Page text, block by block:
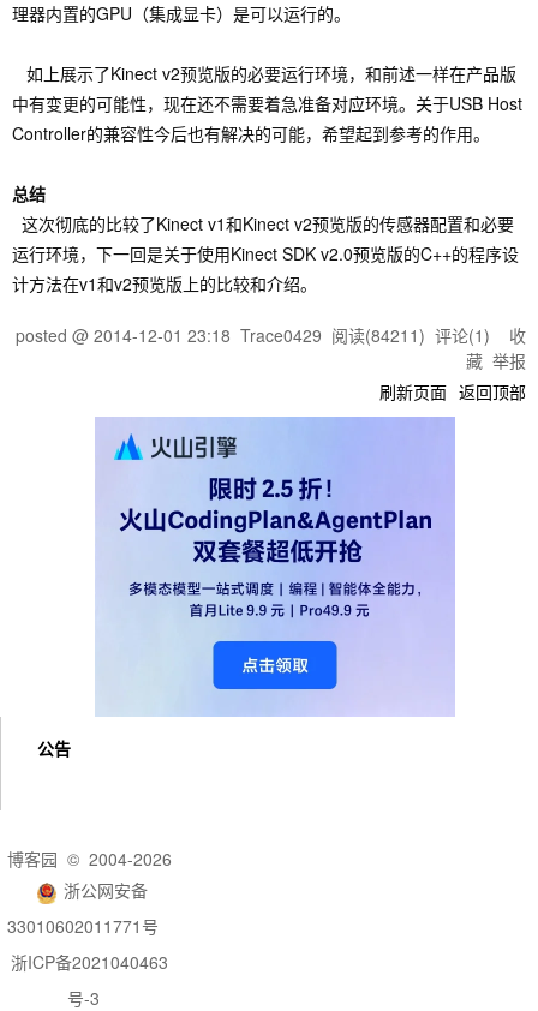
理器内置的GPU（集成显卡）是可以运行的。
如上展示了Kinect v2预览版的必要运行环境， 和前述一样在产品版
中有变更的可能性， 现在还不需要着急准备对应环境。关于USB Host
Controller的兼容性今后也有解决的可能，希望起到参考的作用。
总结
这次彻底的比较了Kinect v1和Kinect v2预览版的传感器配置和必要
运行环境， 下一回是关于使用Kinect SDK v2.0预览版的C++的程序设
计方法在v1和v2预览版上的比较和介绍。
posted @ 2014-12-01 23:18 Trace0429 阅读(84211) 评论(1) 收
藏 举报
刷新页面 返回顶部
公告
博客园 © 2004-2026
浙公网安备
33010602011771号
浙ICP备2021040463
号-3